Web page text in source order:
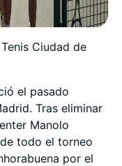
Ciudad de
el pasado
Tras eliminar
Manolo
todo el torneo
por el